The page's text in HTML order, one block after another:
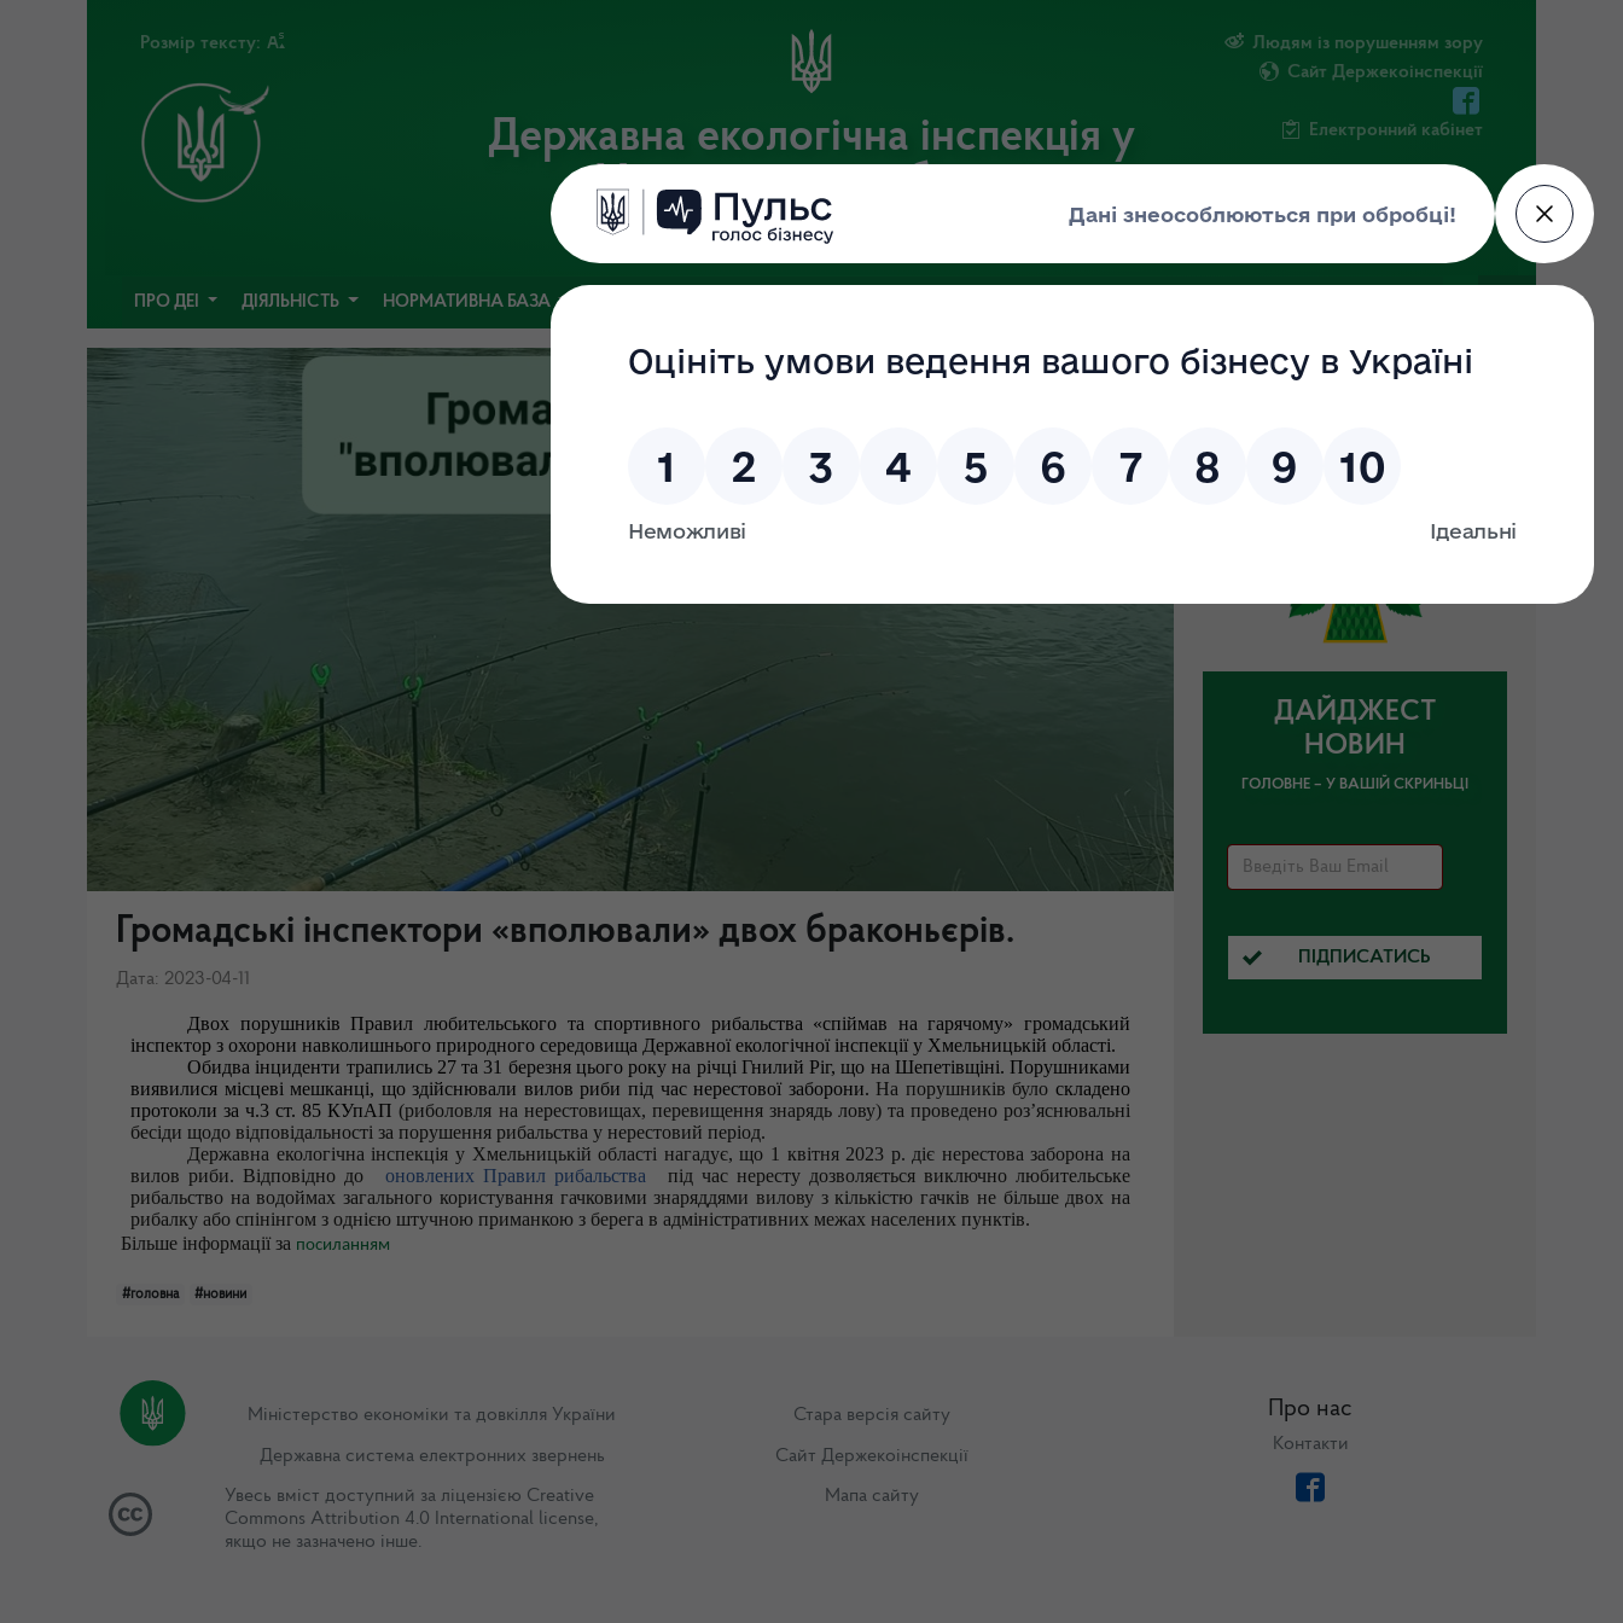
Розмір тексту:
Державна екологічна інспекція у
Хмельницькій області
Офіційний веб-портал
Людям із порушенням зору
Сайт Держекоінспекції
Електронний кабінет
ПРО ДЕІ ДІЯЛЬНІСТЬ НОРМАТИВНА БАЗА
Громадські інспектори «вполювали» двох браконьєрів.
Дата: 2023-04-11
Двох порушників Правил любительського та спортивного рибальства «спіймав на гарячому» громадський
інспектор з охорони навколишнього природного середовища Державної екологічної інспекції у Хмельницькій області.
Обидва інциденти трапились 27 та 31 березня цього року на річці Гнилий Ріг, що на Шепетівщіні. Порушниками
виявилися місцеві мешканці, що здійснювали вилов риби під час нерестової заборони. На порушників булоскладено
протоколи за ч.3 ст. 85 КУпАП (риболовля на нерестовищах, перевищення знарядь лову) та проведено роз’яснювальні
бесіди щодо відповідальності за порушення рибальства у нерестовий період.
Державна екологічна інспекція у Хмельницькій області нагадує, що 1 квітня 2023 р. діє нерестова заборона на
вилов риби. Відповідно дооновлених Правил рибальствапід час нересту дозволяється виключно любительське
рибальство на водоймах загального користування гачковими знаряддями вилову з кількістю гачків не більше двох на
рибалку або спінінгом з однією штучною приманкою з берега в адміністративних межах населених пунктів.
Більше інформації за посиланням
#головна #новини
ДАЙДЖЕСТ
НОВИН
ГОЛОВНЕ – У ВАШІЙ СКРИНЬЦІ
ПІДПИСАТИСЬ
Міністерство економіки та довкілля України
Державна система електронних звернень
Увесь вміст доступний за ліцензією Creative
Commons Attribution 4.0 International license,
якщо не зазначено інше.
Стара версія сайту
Сайт Держекоінспекції
Мапа сайту
Про нас
Контакти